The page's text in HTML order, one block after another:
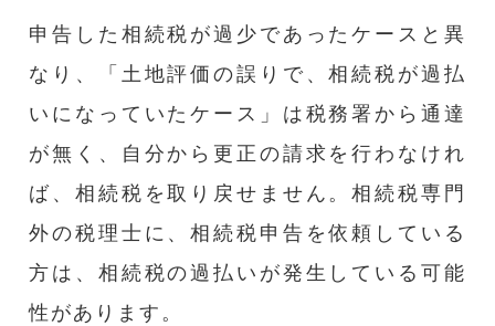
申告した相続税が過少であったケースと異
なり、「土地評価の誤りで、相続税が過払
いになっていたケース」は税務署から通達
が無く、自分から更正の請求を行わなけれ
ば、相続税を取り戻せません。相続税専門
外の税理士に、相続税申告を依頼している
方は、相続税の過払いが発生している可能
性があります。